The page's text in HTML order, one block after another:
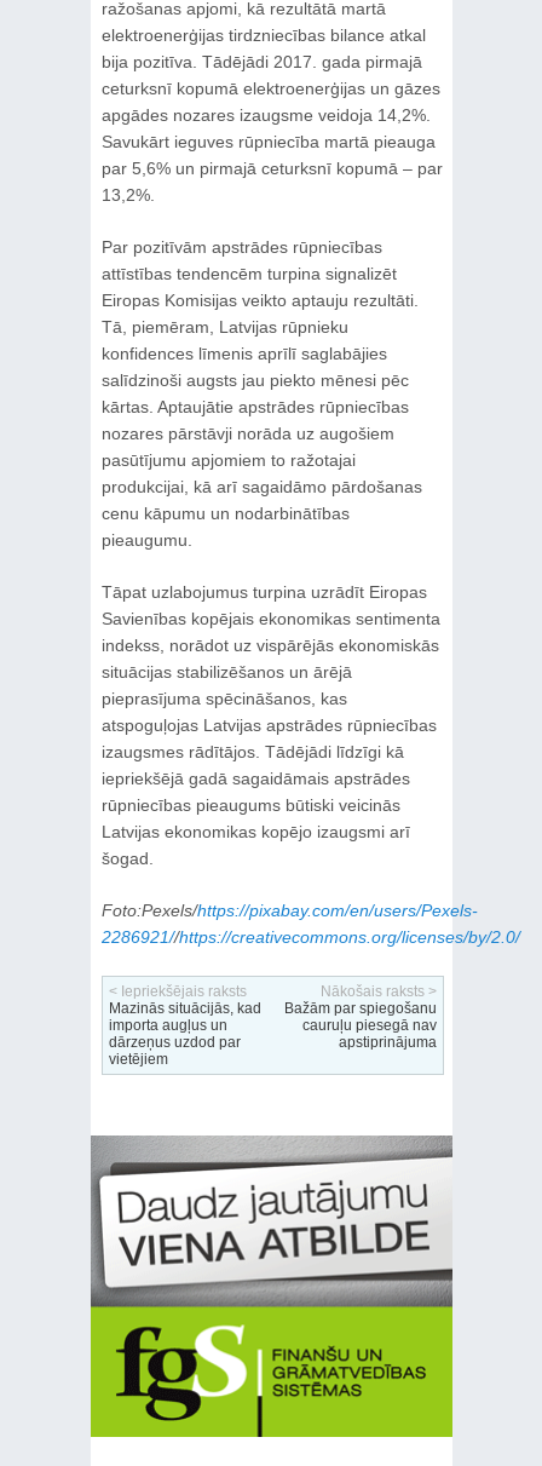
ražošanas apjomi, kā rezultātā martā
elektroenerģijas tirdzniecības bilance atkal
bija pozitīva. Tādējādi 2017. gada pirmajā
ceturksnī kopumā elektroenerģijas un gāzes
apgādes nozares izaugsme veidoja 14,2%.
Savukārt ieguves rūpniecība martā pieauga
par 5,6% un pirmajā ceturksnī kopumā – par
13,2%.
Par pozitīvām apstrādes rūpniecības
attīstības tendencēm turpina signalizēt
Eiropas Komisijas veikto aptauju rezultāti.
Tā, piemēram, Latvijas rūpnieku
konfidences līmenis aprīlī saglabājies
salīdzinoši augsts jau piekto mēnesi pēc
kārtas. Aptaujātie apstrādes rūpniecības
nozares pārstāvji norāda uz augošiem
pasūtījumu apjomiem to ražotajai
produkcijai, kā arī sagaidāmo pārdošanas
cenu kāpumu un nodarbinātības
pieaugumu.
Tāpat uzlabojumus turpina uzrādīt Eiropas
Savienības kopējais ekonomikas sentimenta
indekss, norādot uz vispārējās ekonomiskās
situācijas stabilizēšanos un ārējā
pieprasījuma spēcināšanos, kas
atspoguļojas Latvijas apstrādes rūpniecības
izaugsmes rādītājos. Tādējādi līdzīgi kā
iepriekšējā gadā sagaidāmais apstrādes
rūpniecības pieaugums būtiski veicinās
Latvijas ekonomikas kopējo izaugsmi arī
šogad.
Foto:Pexels/https://pixabay.com/en/users/Pexels-
2286921//https://creativecommons.org/licenses/by/2.0/
< Iepriekšējais raksts
Mazinās situācijās, kad
importa augļus un
dārzeņus uzdod par
vietējiem
Nākošais raksts >
Bažām par spiegošanu
cauruļu piesegā nav
apstiprinājuma